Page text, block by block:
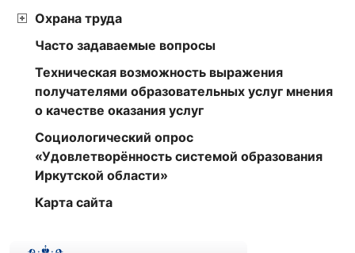
Охрана труда
Часто задаваемые вопросы
Техническая возможность выражения
получателями образовательных услуг мнения
о качестве оказания услуг
Социологический опрос
«Удовлетворённость системой образования
Иркутской области»
Карта сайта